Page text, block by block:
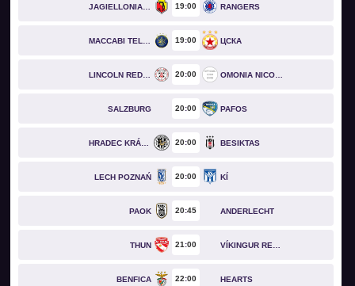
JAGIELLONIA BIAŁYSTOK 19 00 RANGERS
19 00 ЦСКА
LINCOLN RED IMPS 20 00 OMONIA NICOSIA
SALZBURG 20 00 PAFOS
HRADEC KRÁLOVÉ 20 00 BESIKTAS
LECH POZNAŃ 20 00 KÍ
PAOK 20 45 ANDERLECHT
THUN 21 00
BENFICA 22 00 HEARTS